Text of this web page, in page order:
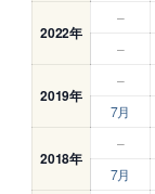
2022年
–
–
2019年
–
7月
2018年
–
7月